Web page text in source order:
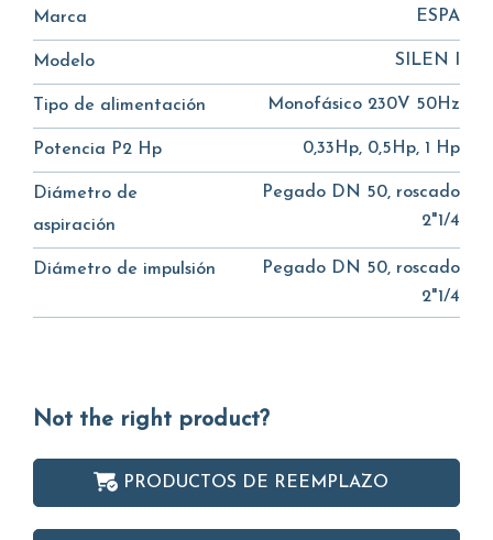
Marca ESPA
Modelo SILEN I
Tipo de alimentación Monofásico 230V 50Hz
Potencia P2 Hp 0,33Hp, 0,5Hp, 1 Hp
Diámetro de
aspiración
Pegado DN 50, roscado
2"1/4
Diámetro de impulsión
Pegado DN 50, roscado
2"1/4
Not the right product?
PRODUCTOS DE REEMPLAZO